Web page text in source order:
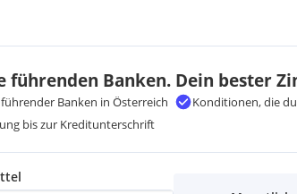
führenden Banken. Dein bester
Banken in Österreich
Konditionen, die
bis zur Kreditunterschrift